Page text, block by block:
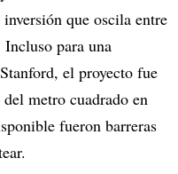
que oscila entre
Incluso para una
el proyecto fue
metro cuadrado en
fueron barreras